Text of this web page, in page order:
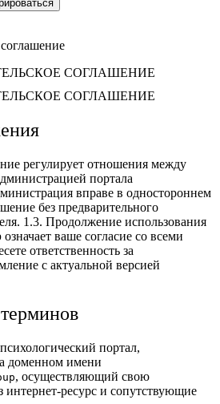
СОГЛАШЕНИЕ
СОГЛАШЕНИЕ
регулирует отношения между
портала
вправе в одностороннем
без предварительного
1.3. Продолжение использования
означает ваше согласие со всеми
ответственность за
с актуальной версией
портал,
доменном имени
, осуществляющий свою
интернет-ресурс и сопутствующие